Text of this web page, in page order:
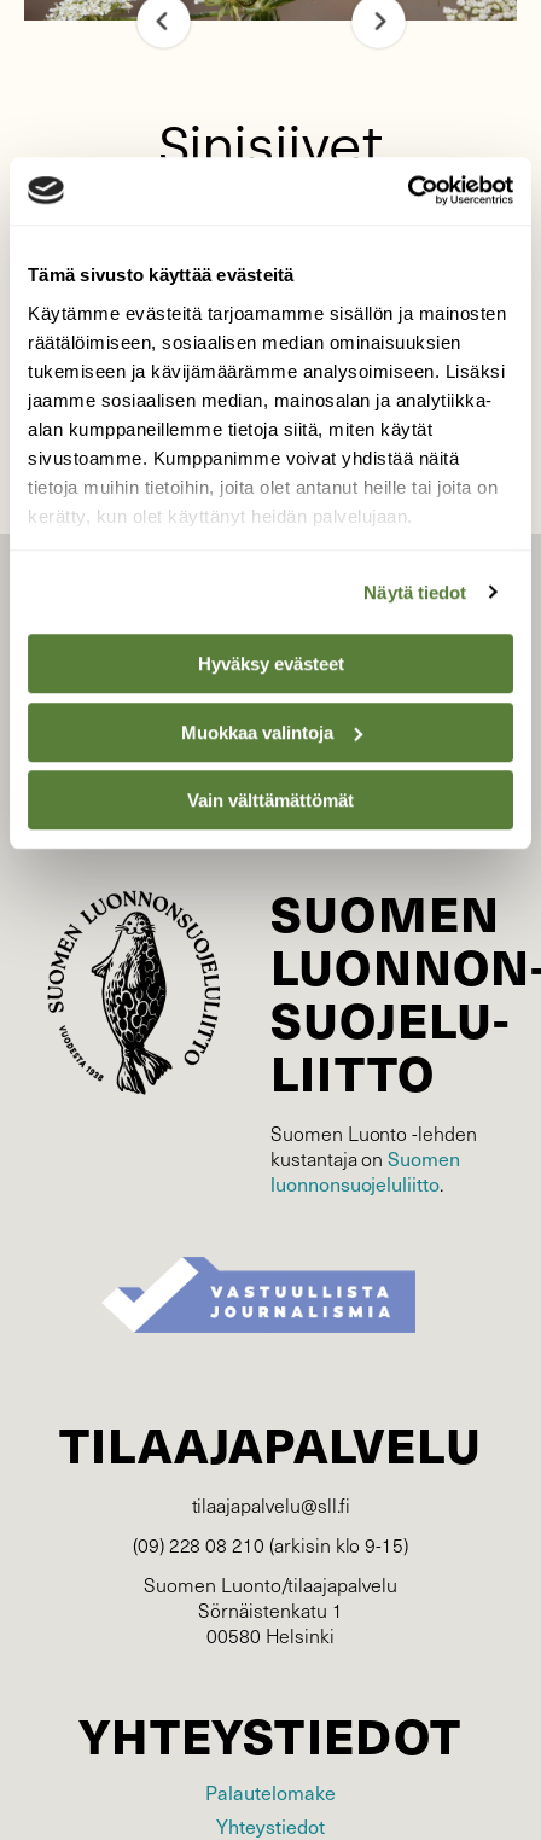
Tämä sivusto käyttää evästeitä
Käytämme evästeitä tarjoamamme sisällön ja mainosten
räätälöimiseen, sosiaalisen median ominaisuuksien
tukemiseen ja kävijämäärämme analysoimiseen. Lisäksi
jaamme sosiaalisen median, mainosalan ja analytiikka-
alan kumppaneillemme tietoja siitä, miten käytät
sivustoamme. Kumppanimme voivat yhdistää näitä
tietoja muihin tietoihin, joita olet antanut heille tai joita on
kerätty, kun olet käyttänyt heidän palvelujaan.
Näytä tiedot
Hyväksy evästeet
Muokkaa valintoja
Vain välttämättömät
Sinisiivet
Sinisiivet, pieniä ja kauniita, kotipihan
Kuvaaja: Pentti Selin
Kilpailun etusivulle
LEHTI
Uusin lehti
Tilaa Suomen Luonto
Tilaa digilukuoikeus
Tilaa uutiskirje
SUOMEN
SUOJELU­
LIITTO
Suomen Luonto -lehden
kustantaja onSuomen
luonnonsuojelu­liitto.
TILAAJAPALVELU
tilaajapalvelu@sll.fi
(09) 228 08 210 (arkisin klo 9-15)
Suomen Luonto/tilaajapalvelu
Sörnäistenkatu 1
00580 Helsinki
YHTEYSTIEDOT
Palautelomake
Yhteystiedot